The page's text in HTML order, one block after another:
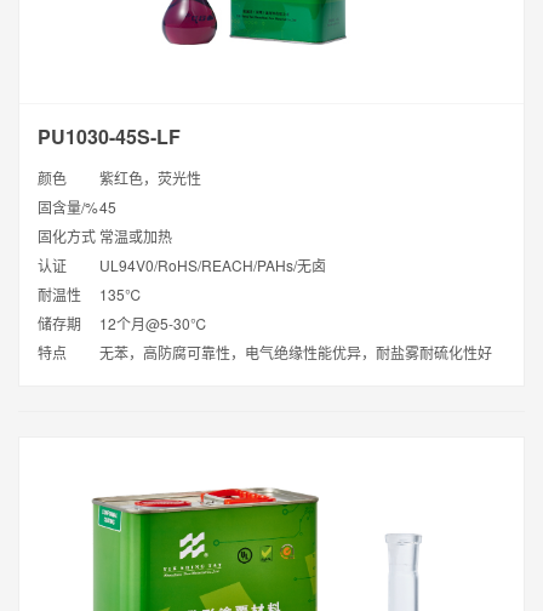
PU1030-45S-LF
颜色
紫红色，荧光性
固含量/%45
固化方式 常温或加热
认证
UL94V0/RoHS/REACH/PAHs/无卤
耐温性
135℃
储存期
12个月@5-30℃
特点
无苯，高防腐可靠性，电气绝缘性能优异，耐盐雾耐硫化性好